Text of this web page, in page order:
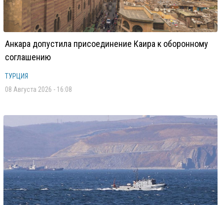
Анкара допустила присоединение Каира к оборонному
соглашению
ТУРЦИЯ
08 Августа 2026 - 16:08